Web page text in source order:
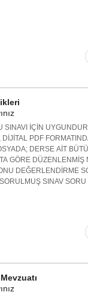
SINAVI İÇİN
DİJİTAL PDF
DERSE AİT
GÖRE DÜZENLENMİŞ
DEĞERLENDİRME
SINAV SORU